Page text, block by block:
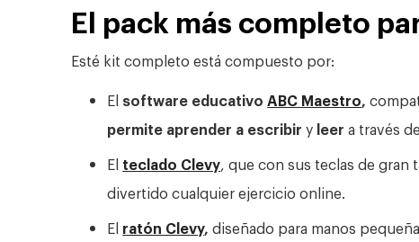
El pack más completo
Esté kit completo está compuesto por:
El software educativoABC Maestro,
permite aprender a escribir y leera través
El teclado Clevy, que con sus teclas de
divertido cualquier ejercicio online.
El ratón Clevy, diseñado para manos